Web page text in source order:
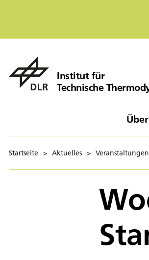
Institut für
Technische
Startseite > Aktuelles > Veranstaltungen